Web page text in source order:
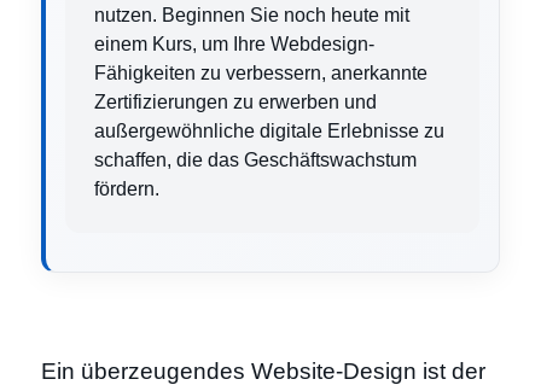
nutzen. Beginnen Sie noch heute mit
einem Kurs, um Ihre Webdesign-
Fähigkeiten zu verbessern, anerkannte
Zertifizierungen zu erwerben und
außergewöhnliche digitale Erlebnisse zu
schaffen, die das Geschäftswachstum
fördern.
Ein überzeugendes Website-Design ist der